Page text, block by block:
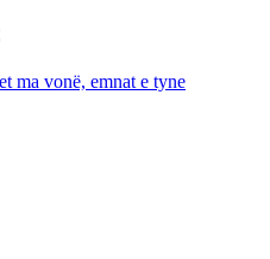
ma vonë, emnat e tyne